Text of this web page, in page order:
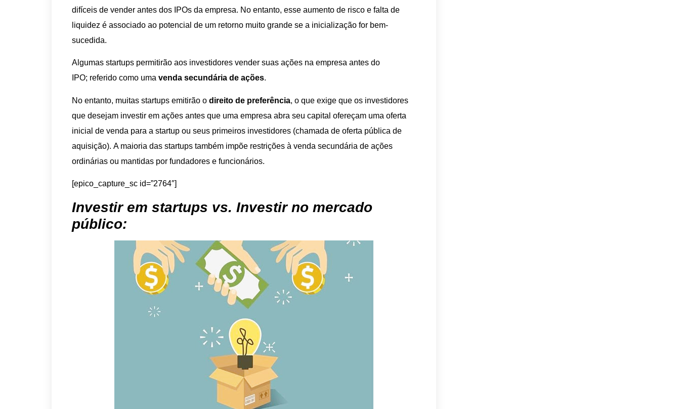
difíceis de vender antes dos IPOs da empresa. No entanto, esse aumento de risco e falta de
liquidez é associado ao potencial de um retorno muito grande se a inicialização for bem-
sucedida.
Algumas startups permitirão aos investidores vender suas ações na empresa antes do
IPO; referido como uma venda secundária de ações.
No entanto, muitas startups emitirão o direito de preferência, o que exige que os investidores
que desejam investir em ações antes que uma empresa abra seu capital ofereçam uma oferta
inicial de venda para a startup ou seus primeiros investidores (chamada de oferta pública de
aquisição). A maioria das startups também impõe restrições à venda secundária de ações
ordinárias ou mantidas por fundadores e funcionários.
[epico_capture_sc id=”2764″]
Investir em startups vs. Investir no mercado
público: